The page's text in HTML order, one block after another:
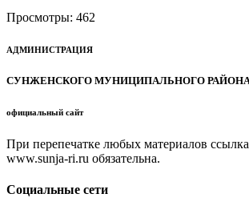
Просмотры: 462
АДМИНИСТРАЦИЯ
СУНЖЕНСКОГО МУНИЦИПАЛЬНОГО
официальный сайт
При перепечатке любых материалов
www.sunja-ri.ru обязательна.
Социальные сети